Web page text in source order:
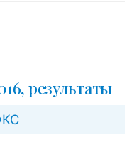
результаты